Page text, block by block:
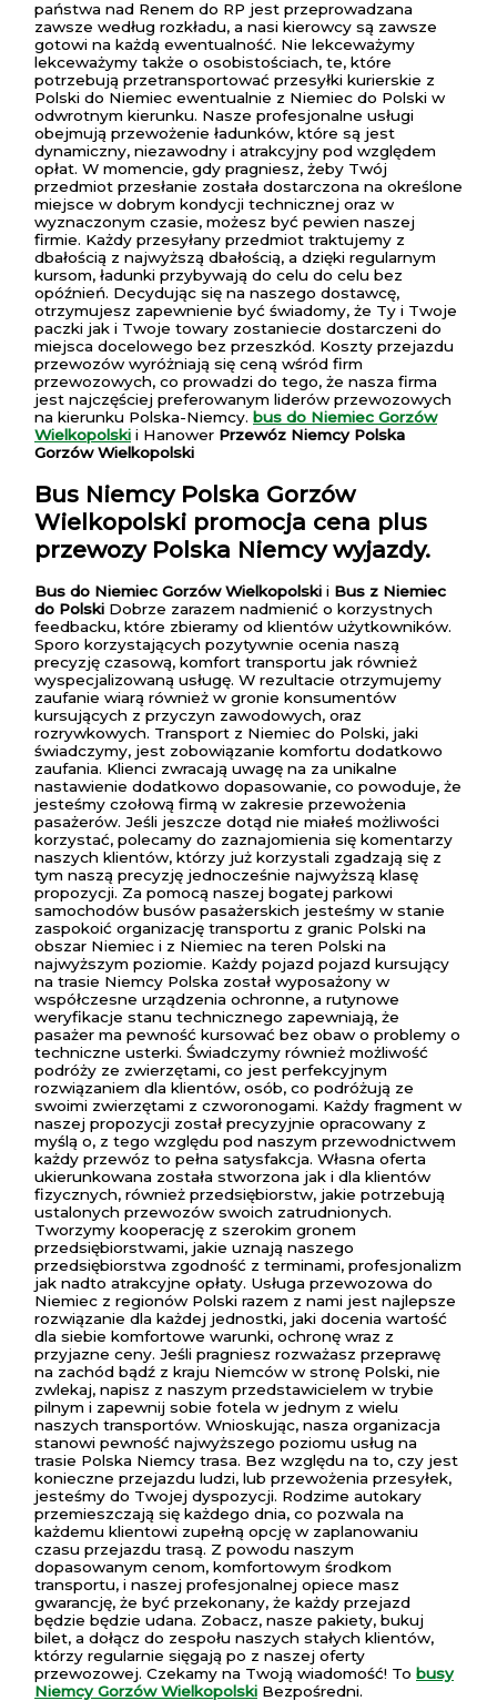
państwa nad Renem do RP jest przeprowadzana
zawsze według rozkładu, a nasi kierowcy są zawsze
gotowi na każdą ewentualność. Nie lekceważymy
lekceważymy także o osobistościach, te, które
potrzebują przetransportować przesyłki kurierskie z
Polski do Niemiec ewentualnie z Niemiec do Polski w
odwrotnym kierunku. Nasze profesjonalne usługi
obejmują przewożenie ładunków, które są jest
dynamiczny, niezawodny i atrakcyjny pod względem
opłat. W momencie, gdy pragniesz, żeby Twój
przedmiot przesłanie została dostarczona na określone
miejsce w dobrym kondycji technicznej oraz w
wyznaczonym czasie, możesz być pewien naszej
firmie. Każdy przesyłany przedmiot traktujemy z
dbałością z najwyższą dbałością, a dzięki regularnym
kursom, ładunki przybywają do celu do celu bez
opóźnień. Decydując się na naszego dostawcę,
otrzymujesz zapewnienie być świadomy, że Ty i Twoje
paczki jak i Twoje towary zostaniecie dostarczeni do
miejsca docelowego bez przeszkód. Koszty przejazdu
przewozów wyróżniają się ceną wśród firm
przewozowych, co prowadzi do tego, że nasza firma
jest najczęściej preferowanym liderów przewozowych
na kierunku Polska-Niemcy. bus do Niemiec Gorzów
Wielkopolski i Hanower Przewóz Niemcy Polska
Gorzów Wielkopolski
Bus Niemcy Polska Gorzów
Wielkopolski promocja cena plus
przewozy Polska Niemcy wyjazdy.
Bus do Niemiec Gorzów Wielkopolski i Bus z Niemiec
do Polski Dobrze zarazem nadmienić o korzystnych
feedbacku, które zbieramy od klientów użytkowników.
Sporo korzystających pozytywnie ocenia naszą
precyzję czasową, komfort transportu jak również
wyspecjalizowaną usługę. W rezultacie otrzymujemy
zaufanie wiarą również w gronie konsumentów
kursujących z przyczyn zawodowych, oraz
rozrywkowych. Transport z Niemiec do Polski, jaki
świadczymy, jest zobowiązanie komfortu dodatkowo
zaufania. Klienci zwracają uwagę na za unikalne
nastawienie dodatkowo dopasowanie, co powoduje, że
jesteśmy czołową firmą w zakresie przewożenia
pasażerów. Jeśli jeszcze dotąd nie miałeś możliwości
korzystać, polecamy do zaznajomienia się komentarzy
naszych klientów, którzy już korzystali zgadzają się z
tym naszą precyzję jednocześnie najwyższą klasę
propozycji. Za pomocą naszej bogatej parkowi
samochodów busów pasażerskich jesteśmy w stanie
zaspokoić organizację transportu z granic Polski na
obszar Niemiec i z Niemiec na teren Polski na
najwyższym poziomie. Każdy pojazd pojazd kursujący
na trasie Niemcy Polska został wyposażony w
współczesne urządzenia ochronne, a rutynowe
weryfikacje stanu technicznego zapewniają, że
pasażer ma pewność kursować bez obaw o problemy o
techniczne usterki. Świadczymy również możliwość
podróży ze zwierzętami, co jest perfekcyjnym
rozwiązaniem dla klientów, osób, co podróżują ze
swoimi zwierzętami z czworonogami. Każdy fragment w
naszej propozycji został precyzyjnie opracowany z
myślą o, z tego względu pod naszym przewodnictwem
każdy przewóz to pełna satysfakcja. Własna oferta
ukierunkowana została stworzona jak i dla klientów
fizycznych, również przedsiębiorstw, jakie potrzebują
ustalonych przewozów swoich zatrudnionych.
Tworzymy kooperację z szerokim gronem
przedsiębiorstwami, jakie uznają naszego
przedsiębiorstwa zgodność z terminami, profesjonalizm
jak nadto atrakcyjne opłaty. Usługa przewozowa do
Niemiec z regionów Polski razem z nami jest najlepsze
rozwiązanie dla każdej jednostki, jaki docenia wartość
dla siebie komfortowe warunki, ochronę wraz z
przyjazne ceny. Jeśli pragniesz rozważasz przeprawę
na zachód bądź z kraju Niemców w stronę Polski, nie
zwlekaj, napisz z naszym przedstawicielem w trybie
pilnym i zapewnij sobie fotela w jednym z wielu
naszych transportów. Wnioskując, nasza organizacja
stanowi pewność najwyższego poziomu usług na
trasie Polska Niemcy trasa. Bez względu na to, czy jest
konieczne przejazdu ludzi, lub przewożenia przesyłek,
jesteśmy do Twojej dyspozycji. Rodzime autokary
przemieszczają się każdego dnia, co pozwala na
każdemu klientowi zupełną opcję w zaplanowaniu
czasu przejazdu trasą. Z powodu naszym
dopasowanym cenom, komfortowym środkom
transportu, i naszej profesjonalnej opiece masz
gwarancję, że być przekonany, że każdy przejazd
będzie będzie udana. Zobacz, nasze pakiety, bukuj
bilet, a dołącz do zespołu naszych stałych klientów,
którzy regularnie sięgają po z naszej oferty
przewozowej. Czekamy na Twoją wiadomość! To busy
Niemcy Gorzów Wielkopolski Bezpośredni.